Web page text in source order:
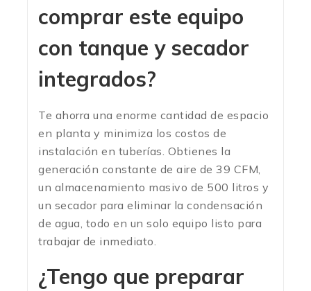
comprar este equipo
con tanque y secador
integrados?
Te ahorra una enorme cantidad de espacio
en planta y minimiza los costos de
instalación en tuberías. Obtienes la
generación constante de aire de 39 CFM,
un almacenamiento masivo de 500 litros y
un secador para eliminar la condensación
de agua, todo en un solo equipo listo para
trabajar de inmediato.
¿Tengo que preparar